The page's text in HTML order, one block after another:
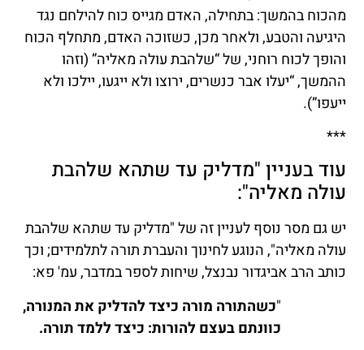
מהכוח בהמשך: בתחילה, האדם מגייס כוח להילחם נגד
היגיעה והטבע, ולאחר מכן, כשזוכה האדם, מתחלף הכוח
והופך לכוח רוחני, של “שלהבת עולה מאליה” (וזהו
ההמשך, “יעלו אבר כנשרים, ירוצו ולא ייגעו, יילכו ולא
ייעפו”).
***
עוד בעניין "מדליק עד שתהא שלהבת
עולה מאליה":
יש גם מסר נוסף לעניין זה של "מדליק עד שתהא שלהבת
עולה מאליה", הנוגע לחינוך והעברת תורה לתלמידים; וכך
כותב הרב אביגדור נבנצל, שיחות לספר במדבר, עמ' פא:
"כשהתורה מורה כיצד להדליק את המנורה,
כוונתם בעצם להורות: כיצד ללמד תורה.